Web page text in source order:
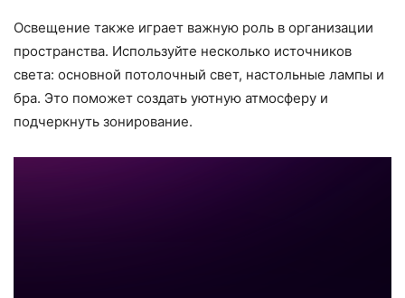
Освещение также играет важную роль в организации
пространства. Используйте несколько источников
света: основной потолочный свет, настольные лампы и
бра. Это поможет создать уютную атмосферу и
подчеркнуть зонирование.